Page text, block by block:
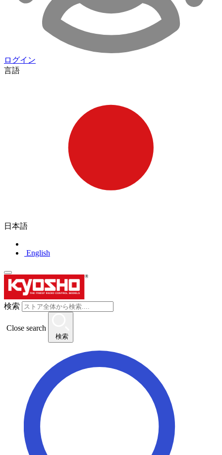
ログイン
言語
日本語
English
検索
Close search
検索